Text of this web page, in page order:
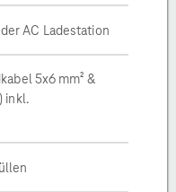
AC Ladestation
5x6 mm² &
inkl.